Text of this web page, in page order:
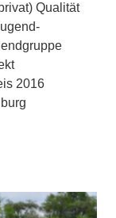
Qualität
2016